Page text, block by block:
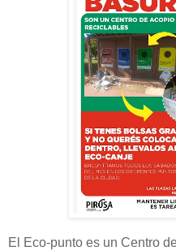
El Eco-punto es un Centro